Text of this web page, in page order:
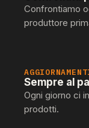
Confrontiamo
produttore
Sempre al
Ogni giorno ci
prodotti.